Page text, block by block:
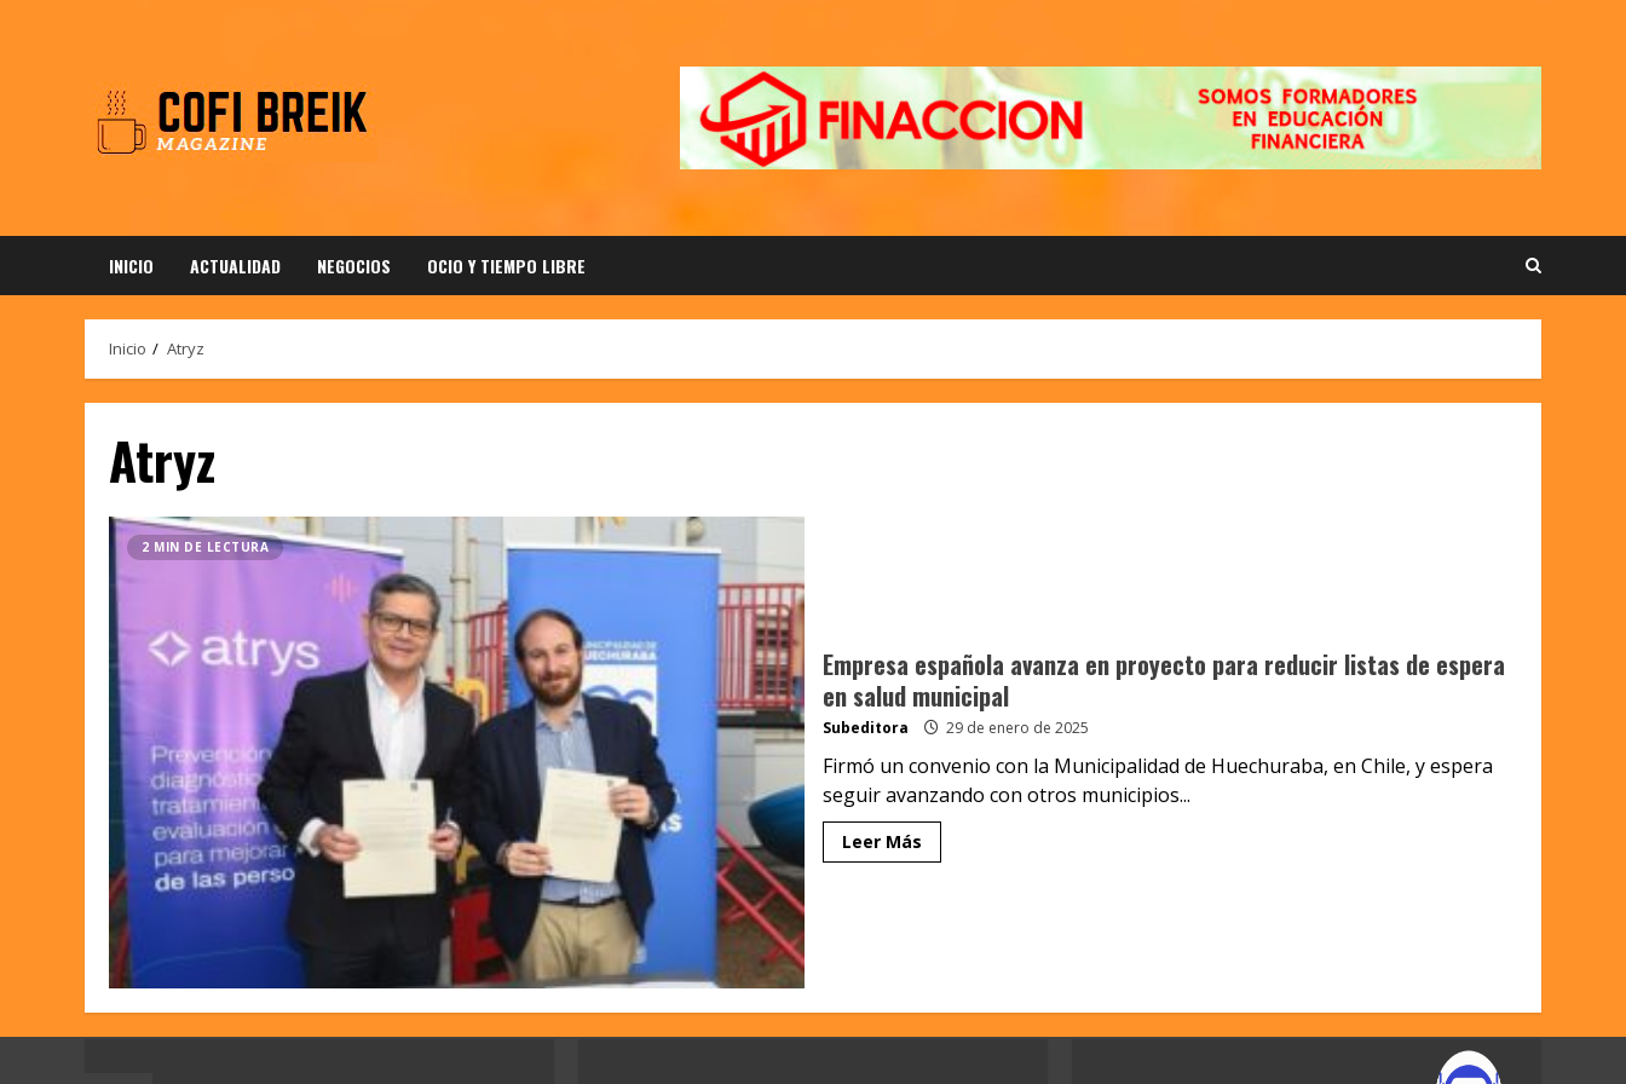
INICIO ACTUALIDAD NEGOCIOS OCIO Y TIEMPO LIBRE
Inicio Atryz
Atryz
2 MIN DE LECTURA
Empresa española avanza en proyecto para reducir listas de espera
en salud municipal
Subeditora 29 de enero de 2025
Firmó un convenio con la Municipalidad de Huechuraba, en Chile, y espera
seguir avanzando con otros municipios...
Leer Más